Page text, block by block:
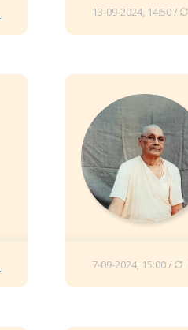
13-09-2024, 14:50 /
7-09-2024, 15:00 /